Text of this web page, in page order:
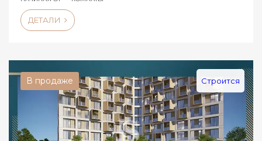
ДЕТАЛИ
В продаже Строится